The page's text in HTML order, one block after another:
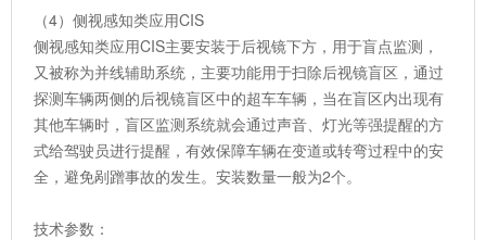
（4）侧视感知类应用CIS
侧视感知类应用CIS主要安装于后视镜下方，用于盲点监测，
又被称为并线辅助系统，主要功能用于扫除后视镜盲区，通过
探测车辆两侧的后视镜盲区中的超车车辆，当在盲区内出现有
其他车辆时，盲区监测系统就会通过声音、灯光等强提醒的方
式给驾驶员进行提醒，有效保障车辆在变道或转弯过程中的安
全，避免剐蹭事故的发生。安装数量一般为2个。
技术参数：